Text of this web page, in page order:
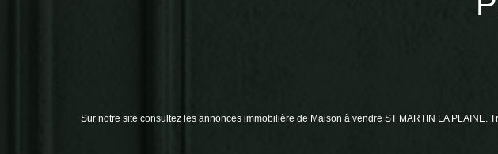
Sur notre site consultez les annonces immobilière de Maison à vendre ST MARTIN LA PLAINE.